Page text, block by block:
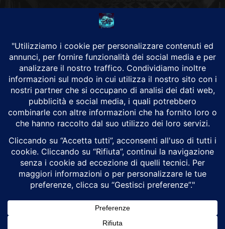
CHI SIAMO
Alground Geopolitica e Cyberwarfare.
Da una idea di Brunilde Trizio
Alground fa parte del Gruppo Trizio
SEGUICI
Alground - Testata di Art Consulting - P.iva 02701880995 - Genova -